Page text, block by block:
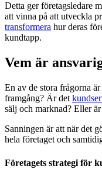
Detta ger företagsledare
att vinna på att utveckla
transformera hur deras
kundtapp.
Vem är
En av de stora frågorna
framgång? Är det
sälj och marknad? Eller
Sanningen är att när det
hela företaget och
Företagets strategi för